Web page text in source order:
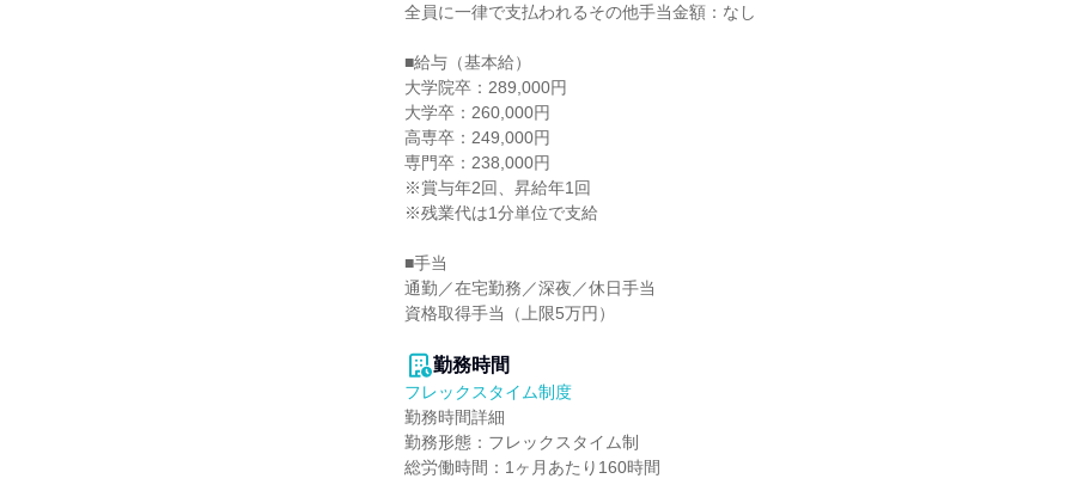
全員に一律で支払われるその他手当金額：なし
■給与（基本給）
大学院卒：289,000円
大学卒：260,000円
高専卒：249,000円
専門卒：238,000円
※賞与年2回、昇給年1回
※残業代は1分単位で支給
■手当
通勤／在宅勤務／深夜／休日手当
資格取得手当（上限5万円）
勤務時間
フレックスタイム制度
勤務時間詳細
勤務形態：フレックスタイム制
総労働時間：1ヶ月あたり160時間